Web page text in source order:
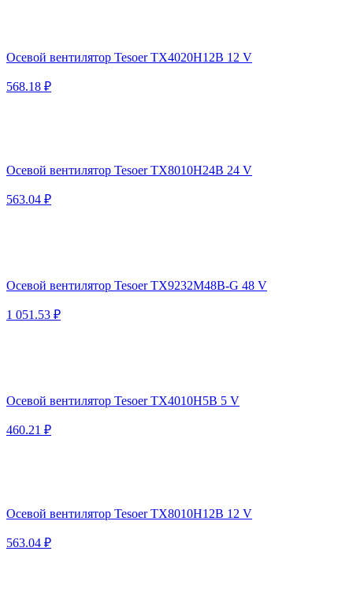
Осевой вентилятор Tesoer TX4020H12B 12 V
568.18 ₽
Осевой вентилятор Tesoer TX8010H24B 24 V
563.04 ₽
Осевой вентилятор Tesoer TX9232M48B-G 48 V
1 051.53 ₽
Осевой вентилятор Tesoer TX4010H5B 5 V
460.21 ₽
Осевой вентилятор Tesoer TX8010H12B 12 V
563.04 ₽